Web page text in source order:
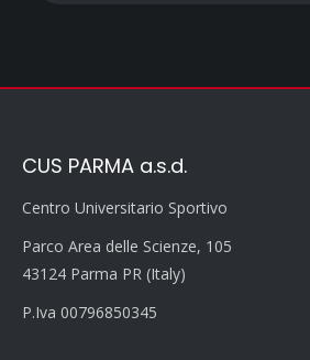
CUS PARMA a.s.d.
Centro Universitario Sportivo
Parco Area delle Scienze, 105
43124 Parma PR (Italy)
P.Iva 00796850345